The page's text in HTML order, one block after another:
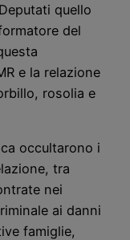
quello
del
e la relazione
rosolia e
occultarono i
tra
nei
ai danni
famiglie,